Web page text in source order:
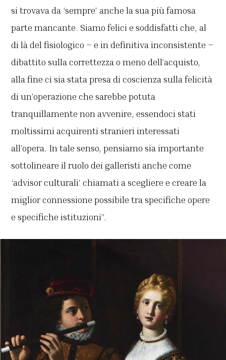
si trovava da ‘sempre’ anche la sua più famosa
parte mancante. Siamo felici e soddisfatti che, al
di là del fisiologico – e in definitiva inconsistente –
dibattito sulla correttezza o meno dell’acquisto,
alla fine ci sia stata presa di coscienza sulla felicità
di un’operazione che sarebbe potuta
tranquillamente non avvenire, essendoci stati
moltissimi acquirenti stranieri interessati
all’opera. In tale senso, pensiamo sia importante
sottolineare il ruolo dei galleristi anche come
‘advisor culturali’ chiamati a scegliere e creare la
miglior connessione possibile tra specifiche opere
e specifiche istituzioni”.